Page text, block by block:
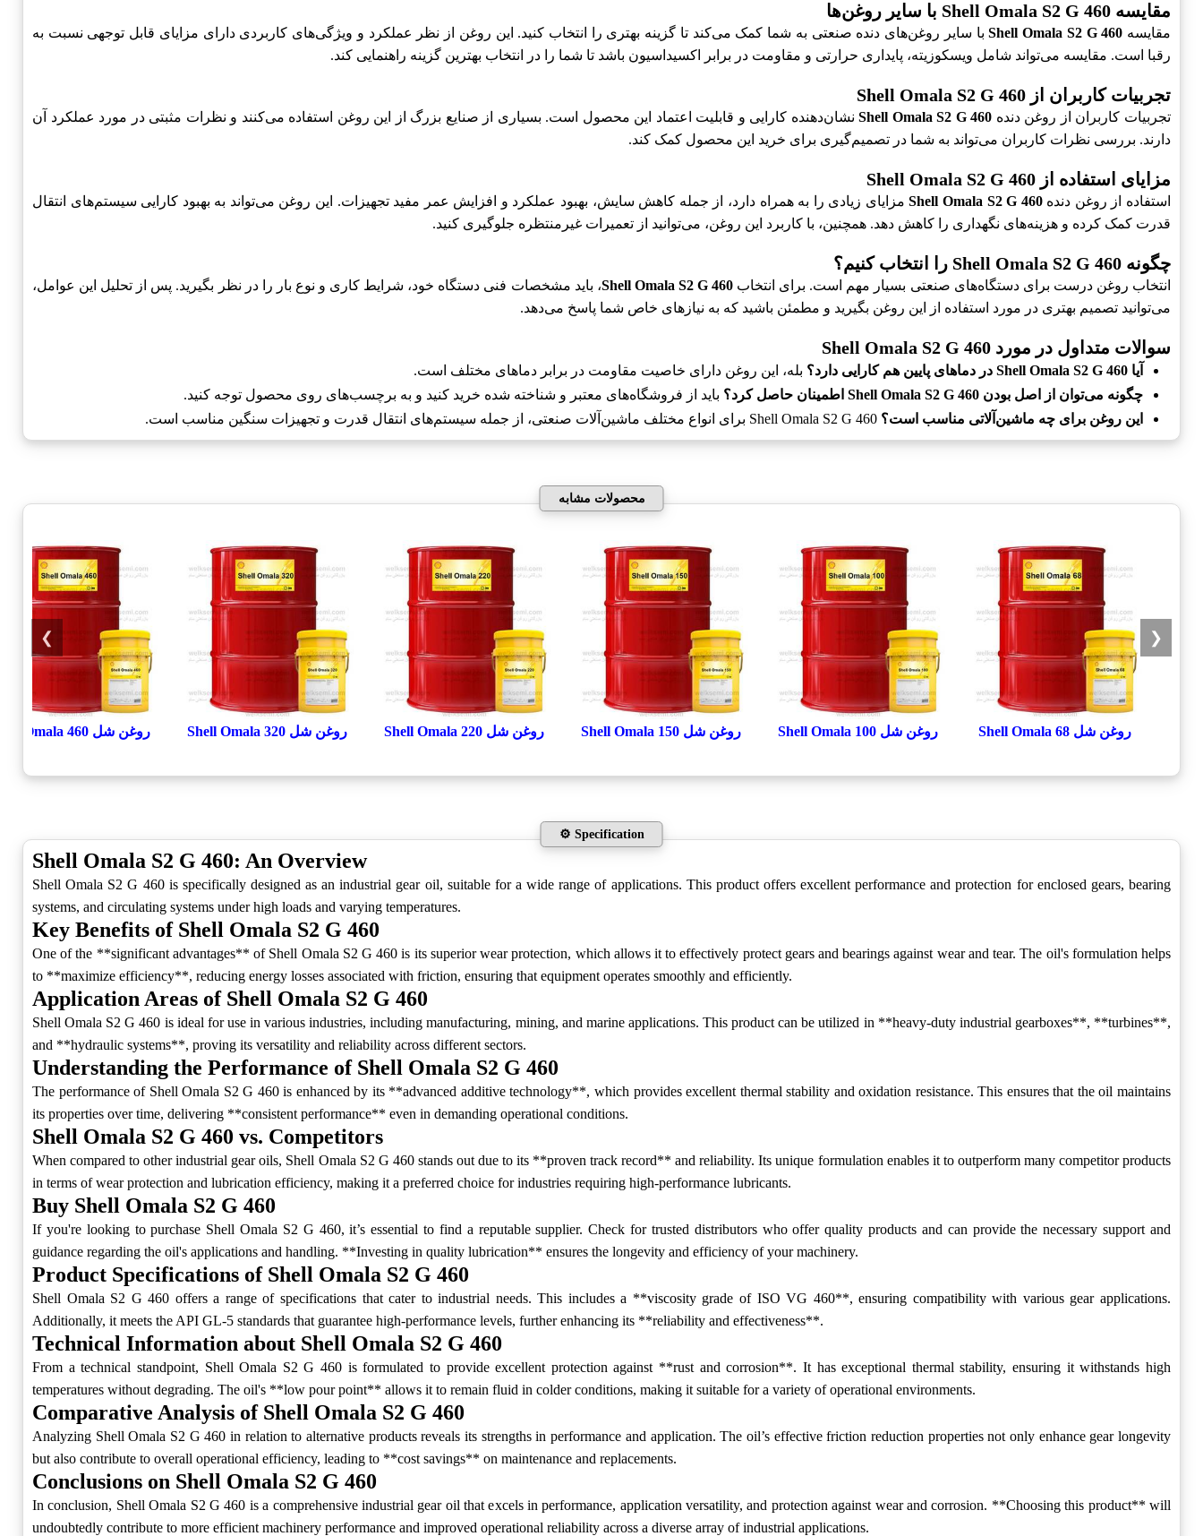
مقایسه Shell Omala S2 G 460 با سایر روغن‌ها
مقایسه Shell Omala S2 G 460با سایر روغن‌های دنده صنعتی به شما کمک می‌کند تا گزینه بهتری را انتخاب کنید. این روغن از نظر عملکرد و ویژگی‌های کاربردی دارای مزایای قابل توجهی نسبت به
رقبا است. مقایسه می‌تواند شامل ویسکوزیته، پایداری حرارتی و مقاومت در برابر اکسیداسیون باشد تا شما را در انتخاب بهترین گزینه راهنمایی کند.
تجربیات کاربران از Shell Omala S2 G 460
تجربیات کاربران از روغن دنده Shell Omala S2 G 460نشان‌دهنده کارایی و قابلیت اعتماد این محصول است. بسیاری از صنایع بزرگ از این روغن استفاده می‌کنند و نظرات مثبتی در مورد عملکرد آن
دارند. بررسی نظرات کاربران می‌تواند به شما در تصمیم‌گیری برای خرید این محصول کمک کند.
مزایای استفاده از Shell Omala S2 G 460
استفاده از روغن دندهShell Omala S2 G 460مزایای زیادی را به همراه دارد، از جمله کاهش سایش، بهبود عملکرد و افزایش عمر مفید تجهیزات. این روغن می‌تواند به بهبود کارایی سیستم‌های انتقال
قدرت کمک کرده و هزینه‌های نگهداری را کاهش دهد. همچنین، با کاربرد این روغن، می‌توانید از تعمیرات غیرمنتظره جلوگیری کنید.
چگونه Shell Omala S2 G 460 را انتخاب کنیم؟
انتخاب روغن درست برای دستگاه‌های صنعتی بسیار مهم است. برای انتخاب Shell Omala S2 G 460، باید مشخصات فنی دستگاه خود، شرایط کاری و نوع بار را در نظر بگیرید. پس از تحلیل این عوامل،
می‌توانید تصمیم بهتری در مورد استفاده از این روغن بگیرید و مطمئن باشید که به نیازهای خاص شما پاسخ می‌دهد.
سوالات متداول در مورد Shell Omala S2 G 460
آیا Shell Omala S2 G 460 در دماهای پایین هم کارایی دارد؟
بله، این روغن دارای خاصیت مقاومت در برابر دماهای مختلف است.
چگونه می‌توان از اصل بودن Shell Omala S2 G 460 اطمینان حاصل کرد؟
باید از فروشگاه‌های معتبر و شناخته شده خرید کنید و به برچسب‌های روی محصول توجه کنید.
این روغن برای چه ماشین‌آلاتی مناسب است؟
محصولات مشابه
روغن شل Shell Omala 68 روغن شل Shell Omala 100 روغن شل Shell Omala 150 روغن شل Shell Omala 220 روغن شل Shell Omala 320 روغن شل Shell Omala 460
❮
❯
⚙️ Specification
Shell Omala S2 G 460: An Overview
Shell Omala S2 G 460 is specifically designed as an industrial gear oil, suitable for a wide range of applications. This product offers excellent performance and protection for enclosed gears, bearing
systems, and circulating systems under high loads and varying temperatures.
Key Benefits of Shell Omala S2 G 460
One of the **significant advantages** of Shell Omala S2 G 460 is its superior wear protection, which allows it to effectively protect gears and bearings against wear and tear. The oil's formulation helps
to **maximize efficiency**, reducing energy losses associated with friction, ensuring that equipment operates smoothly and efficiently.
Application Areas of Shell Omala S2 G 460
Shell Omala S2 G 460 is ideal for use in various industries, including manufacturing, mining, and marine applications. This product can be utilized in **heavy-duty industrial gearboxes**, **turbines**,
and **hydraulic systems**, proving its versatility and reliability across different sectors.
Understanding the Performance of Shell Omala S2 G 460
The performance of Shell Omala S2 G 460 is enhanced by its **advanced additive technology**, which provides excellent thermal stability and oxidation resistance. This ensures that the oil maintains
its properties over time, delivering **consistent performance** even in demanding operational conditions.
Shell Omala S2 G 460 vs. Competitors
When compared to other industrial gear oils, Shell Omala S2 G 460 stands out due to its **proven track record** and reliability. Its unique formulation enables it to outperform many competitor products
in terms of wear protection and lubrication efficiency, making it a preferred choice for industries requiring high-performance lubricants.
Buy Shell Omala S2 G 460
If you're looking to purchase Shell Omala S2 G 460, it’s essential to find a reputable supplier. Check for trusted distributors who offer quality products and can provide the necessary support and
guidance regarding the oil's applications and handling. **Investing in quality lubrication** ensures the longevity and efficiency of your machinery.
Product Specifications of Shell Omala S2 G 460
Shell Omala S2 G 460 offers a range of specifications that cater to industrial needs. This includes a **viscosity grade of ISO VG 460**, ensuring compatibility with various gear applications.
Additionally, it meets the API GL-5 standards that guarantee high-performance levels, further enhancing its **reliability and effectiveness**.
Technical Information about Shell Omala S2 G 460
From a technical standpoint, Shell Omala S2 G 460 is formulated to provide excellent protection against **rust and corrosion**. It has exceptional thermal stability, ensuring it withstands high
temperatures without degrading. The oil's **low pour point** allows it to remain fluid in colder conditions, making it suitable for a variety of operational environments.
Comparative Analysis of Shell Omala S2 G 460
Analyzing Shell Omala S2 G 460 in relation to alternative products reveals its strengths in performance and application. The oil’s effective friction reduction properties not only enhance gear longevity
but also contribute to overall operational efficiency, leading to **cost savings** on maintenance and replacements.
Conclusions on Shell Omala S2 G 460
In conclusion, Shell Omala S2 G 460 is a comprehensive industrial gear oil that excels in performance, application versatility, and protection against wear and corrosion. **Choosing this product** will
undoubtedly contribute to more efficient machinery performance and improved operational reliability across a diverse array of industrial applications.